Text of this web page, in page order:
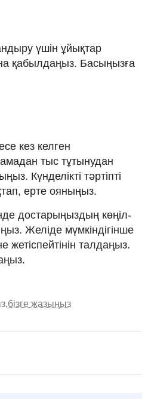
үшін ұйықтар
қабылдаңыз. Басыңызға
кез келген
тыс тұтынудан
Күнделікті тәртіпті
ерте ояныңыз.
достарыңыздың көңіл-
Желіде мүмкіндігінше
жетіспейтінін талдаңыз.
бізге жазыңыз